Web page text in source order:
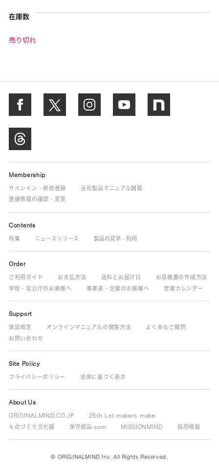
在庫数
売り切れ
Membership
サインイン・新規登録
当社製品マニュアル閲覧
登録情報の確認・変更
Contents
特集 ニュースリリース 製品の見学・利用
Order
ご利用ガイド お支払方法 送料とお届け日
お見積書の作成方法
学校・官公庁のお客様へ
事業者・企業のお客様へ 営業カレンダー
Support
保証規定 オンラインマニュアルの閲覧方法
よくあるご質問
お問い合わせ
Site Policy
プライバシーポリシー 法律に基づく表示
About Us
ORIGINALMIND.CO.JP
25th Let makers make.
ものづくり文化展
保守部品.com MISSIONMIND 採用情報
© ORIGINALMIND Inc. All Rights Reserved.